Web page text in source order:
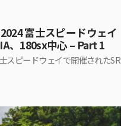
富士スピードウェイ
、180sx中心 – Part 1
スピードウェイで開催されたSR